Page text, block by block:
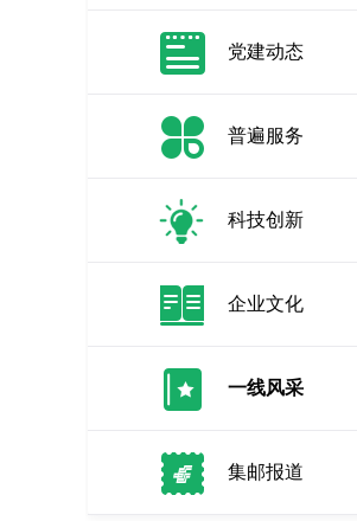
党建动态
普遍服务
科技创新
企业文化
一线风采
集邮报道